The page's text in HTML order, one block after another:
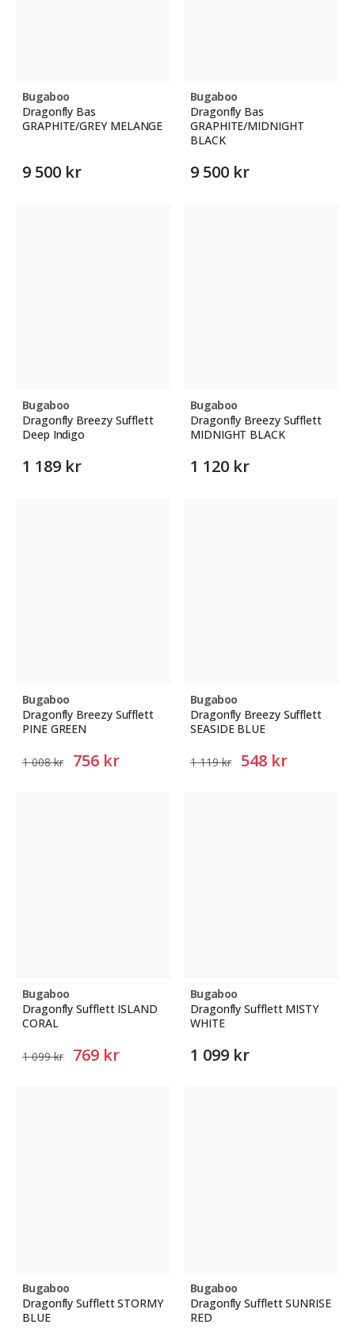
Bugaboo
Dragonfly Bas
GRAPHITE/GREY MELANGE
9 500 kr
Bugaboo
Dragonfly Bas
GRAPHITE/MIDNIGHT
BLACK
9 500 kr
Bugaboo
Dragonfly Breezy Sufflett
Deep Indigo
1 189 kr
Bugaboo
Dragonfly Breezy Sufflett
MIDNIGHT BLACK
1 120 kr
Bugaboo
Dragonfly Breezy Sufflett
PINE GREEN
1 008 kr 756 kr
Bugaboo
Dragonfly Breezy Sufflett
SEASIDE BLUE
1 119 kr 548 kr
Bugaboo
Dragonfly Sufflett ISLAND
CORAL
1 099 kr 769 kr
Bugaboo
Dragonfly Sufflett MISTY
WHITE
1 099 kr
Bugaboo
Dragonfly Sufflett STORMY
BLUE
Bugaboo
Dragonfly Sufflett SUNRISE
RED